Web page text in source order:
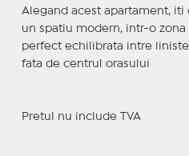
Alegand acest apartament,
un spatiu modern, intr-o
perfect echilibrata intre
fata de centrul orasului
Pretul nu include TVA